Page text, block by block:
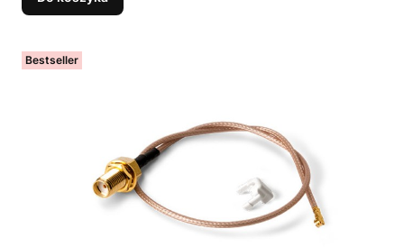
Bestseller